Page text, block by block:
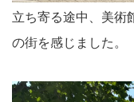
立ち寄る途中、美術
の街を感じました。